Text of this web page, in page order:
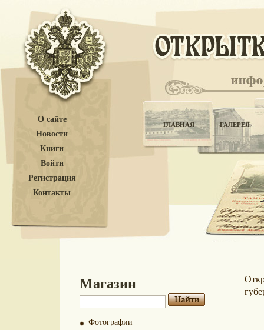
О сайте
Новости
Книги
Войти
Регистрация
Контакты
ГЛАВНАЯ ГАЛЕРЕЯ
Магазин
Фотографии